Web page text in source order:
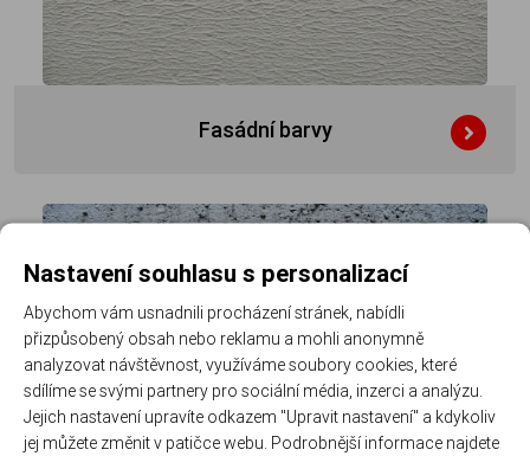
Fasádní barvy
Nastavení souhlasu s personalizací
Abychom vám usnadnili procházení stránek, nabídli
přizpůsobený obsah nebo reklamu a mohli anonymně
analyzovat návštěvnost, využíváme soubory cookies, které
sdílíme se svými partnery pro sociální média, inzerci a analýzu.
Jejich nastavení upravíte odkazem "Upravit nastavení" a kdykoliv
jej můžete změnit v patičce webu. Podrobnější informace najdete